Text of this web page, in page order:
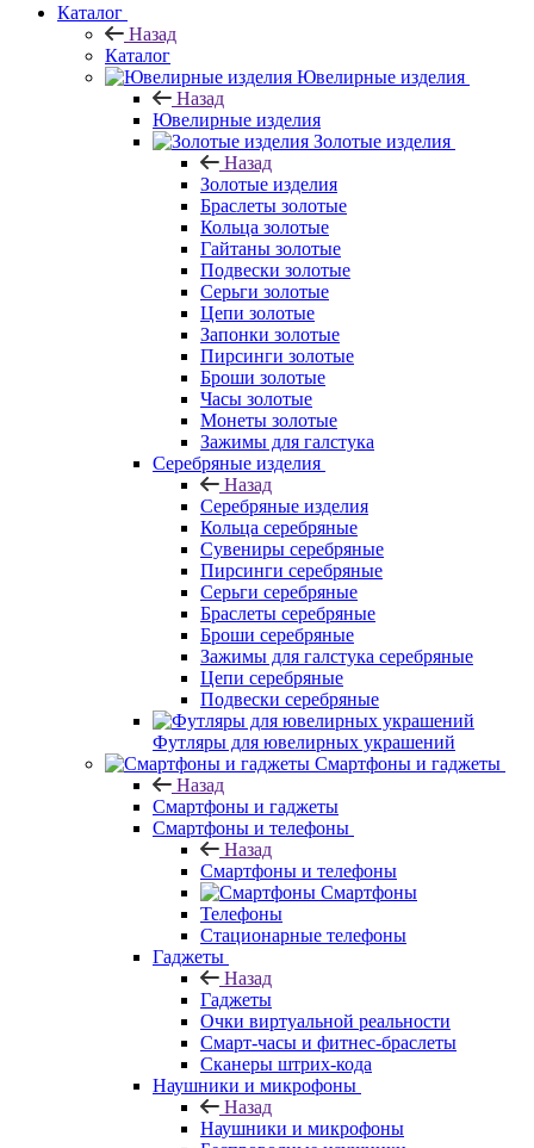
Каталог
Назад
Каталог
Ювелирные изделия
Назад
Ювелирные изделия
Золотые изделия
Назад
Золотые изделия
Браслеты золотые
Кольца золотые
Гайтаны золотые
Подвески золотые
Серьги золотые
Цепи золотые
Запонки золотые
Пирсинги золотые
Броши золотые
Часы золотые
Монеты золотые
Зажимы для галстука
Серебряные изделия
Назад
Серебряные изделия
Кольца серебряные
Сувениры серебряные
Пирсинги серебряные
Серьги серебряные
Браслеты серебряные
Броши серебряные
Зажимы для галстука серебряные
Цепи серебряные
Подвески серебряные
Футляры для ювелирных украшений
Смартфоны и гаджеты
Назад
Смартфоны и гаджеты
Смартфоны и телефоны
Назад
Смартфоны и телефоны
Смартфоны
Телефоны
Стационарные телефоны
Гаджеты
Назад
Гаджеты
Очки виртуальной реальности
Смарт-часы и фитнес-браслеты
Сканеры штрих-кода
Наушники и микрофоны
Назад
Наушники и микрофоны